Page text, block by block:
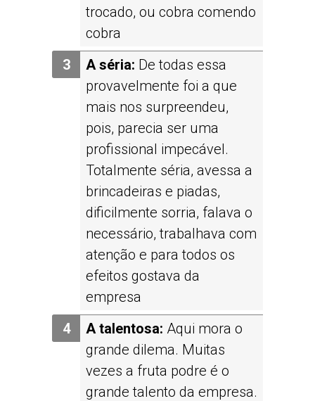
trocado, ou cobra comendo
cobra
A séria: De todas essa
provavelmente foi a que
mais nos surpreendeu,
pois, parecia ser uma
profissional impecável.
Totalmente séria, avessa a
brincadeiras e piadas,
dificilmente sorria, falava o
necessário, trabalhava com
atenção e para todos os
efeitos gostava da
empresa
A talentosa: Aqui mora o
grande dilema. Muitas
vezes a fruta podre é o
grande talento da empresa.